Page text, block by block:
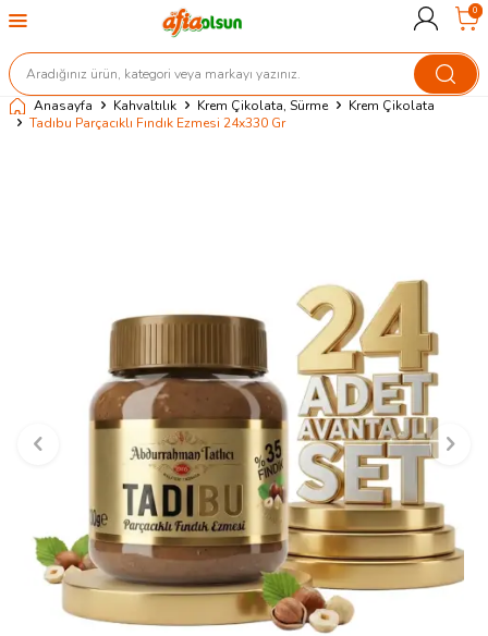
0
Anasayfa Kahvaltılık Krem Çikolata, Sürme
Krem Çikolata
Tadıbu Parçacıklı Fındık Ezmesi 24x330 Gr